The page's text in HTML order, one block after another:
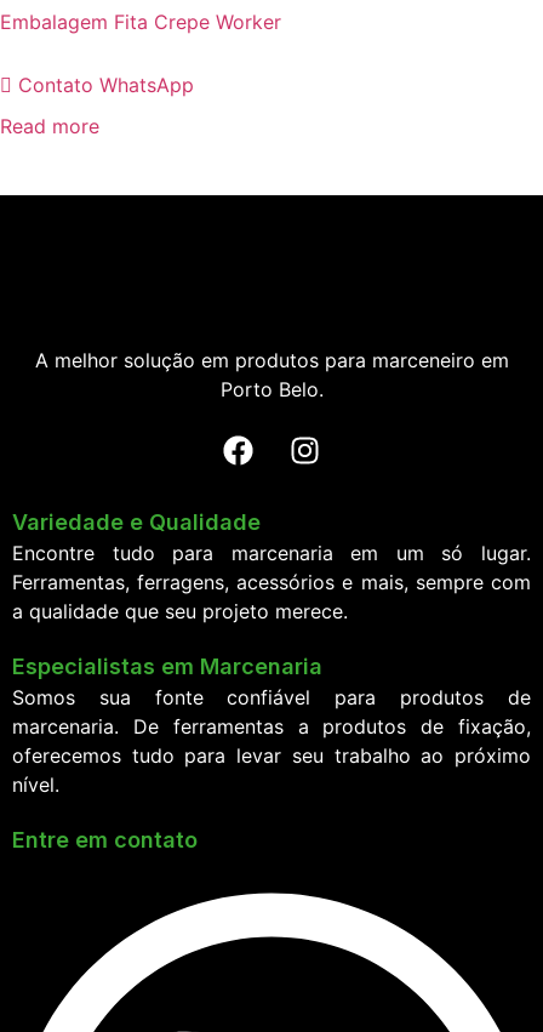
Embalagem Fita Crepe Worker
Contato WhatsApp
Read more
A melhor solução em produtos para marceneiro em
Porto Belo.
Variedade e Qualidade
Encontre tudo para marcenaria em um só lugar.
Ferramentas, ferragens, acessórios e mais, sempre com
a qualidade que seu projeto merece.
Especialistas em Marcenaria
Somos sua fonte confiável para produtos de
marcenaria. De ferramentas a produtos de fixação,
oferecemos tudo para levar seu trabalho ao próximo
nível.
Entre em contato